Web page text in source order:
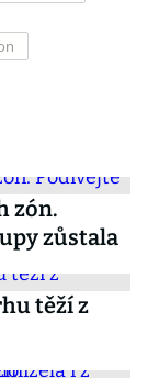
zón.
zůstala
těží z